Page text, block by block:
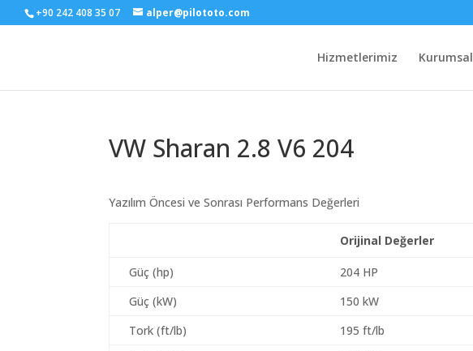
+90 242 408 35 07 alper@pilototo.com
Hizmetlerimiz Kurumsal
VW Sharan 2.8 V6 204
Yazılım Öncesi ve Sonrası Performans Değerleri
Orijinal Değerler
Güç (hp) 204 HP
Güç (kW)
150 kW
Tork (ft/lb)
195 ft/lb